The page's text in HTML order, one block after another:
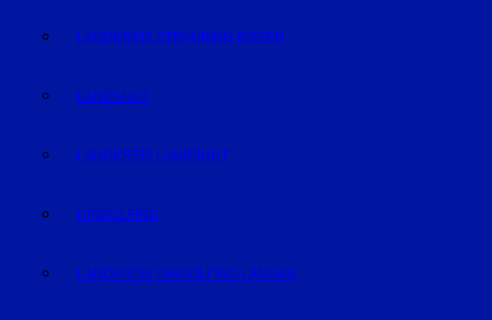
LANDKREIS STRAUBING-BOGEN
LANDSHUT
LANDKREIS LANDSHUT
DINGOLFING
LANDKREIS DINGOLFING-LANDAU